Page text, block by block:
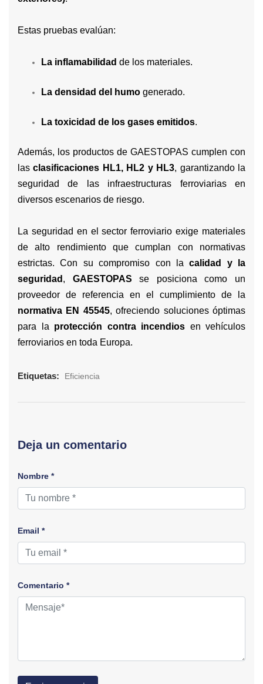
Estas pruebas evalúan:
La inflamabilidad de los materiales.
La densidad del humo generado.
La toxicidad de los gases emitidos.
Además, los productos de GAESTOPAS cumplen con
lasclasificaciones HL1, HL2 y HL3, garantizando la
seguridad de las infraestructuras ferroviarias en
diversos escenarios de riesgo.
La seguridad en el sector ferroviario exige materiales
de alto rendimiento que cumplan con normativas
estrictas. Con su compromiso con lacalidad y la
seguridad , GAESTOPAS se posiciona como un
proveedor de referencia en el cumplimiento de la
normativa EN 45545, ofreciendo soluciones óptimas
para la protección contra incendios en vehículos
ferroviarios en toda Europa.
Etiquetas: Eficiencia
Deja un comentario
Nombre *
Email *
Comentario *